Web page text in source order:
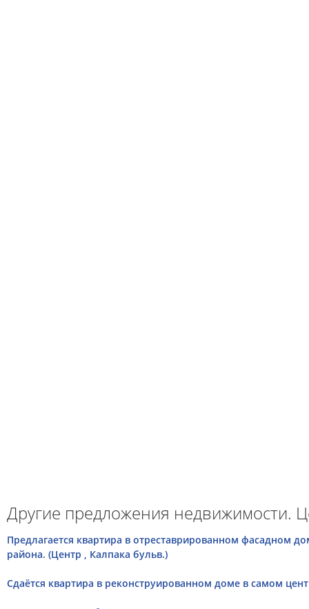
Другие предложения недвижимости.
Предлагается квартира в отреставрированном фасадном
района. (Центр , Калпака бульв.)
Сдаётся квартира в реконструированном доме в самом